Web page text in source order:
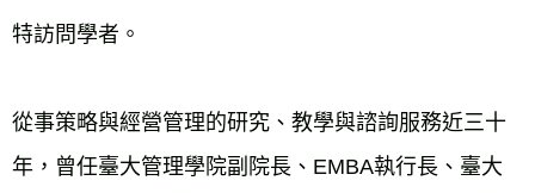
特訪問學者。
從事策略與經營管理的研究、教學與諮詢服務近三十
年，曾任臺大管理學院副院長、EMBA執行長、臺大